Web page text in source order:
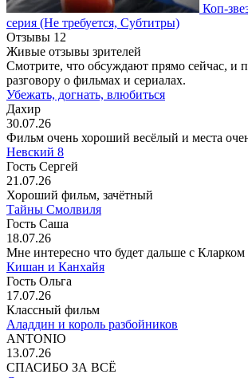
Коп-
серия (Не требуется, Субтитры)
Отзывы 12
Живые отзывы зрителей
Смотрите, что обсуждают прямо сейчас, и
разговору о фильмах и сериалах.
Убежать, догнать, влюбиться
Дахир
30.07.26
Фильм очень хороший весёлый и места
Невский 8
Гость Сергей
21.07.26
Хороший фильм, зачётный
Тайны Смолвиля
Гость Саша
18.07.26
Мне интересно что будет дальше с
Кишан и Канхайя
Гость Ольга
17.07.26
Классный фильм
Аладдин и король разбойников
ANTONIO
13.07.26
СПАСИБО ЗА ВСЁ